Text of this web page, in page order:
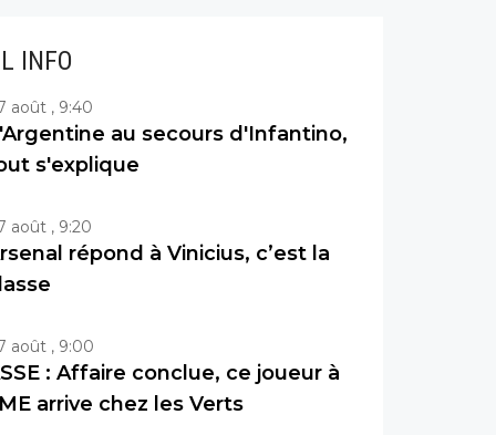
INFO
août , 9:40
au secours d'Infantino,
s'explique
août , 9:20
répond à Vinicius, c’est la
août , 9:00
: Affaire conclue, ce joueur à
arrive chez les Verts